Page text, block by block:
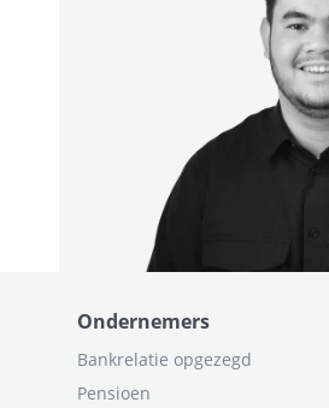
Ondernemers
Bankrelatie opgezegd
Pensioen